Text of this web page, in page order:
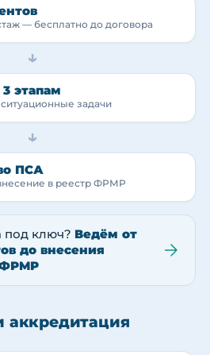
— бесплатно до договора
→
этапам
ситуационные задачи
→
ПСА
в реестр ФРМР
под ключ? Ведём от
до внесения
ФРМР
аккредитация